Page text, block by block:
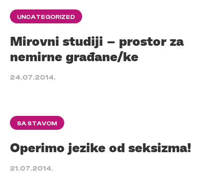
UNCATEGORIZED
Mirovni studiji – prostor za
nemirne građane/ke
24.07.2014.
SA STAVOM
Operimo jezike od seksizma!
21.07.2014.